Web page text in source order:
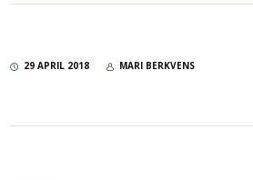
29 APRIL 2018 MARI BERKVENS